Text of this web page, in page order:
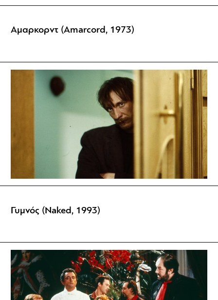
Αμαρκορντ (Amarcord, 1973)
Γυμνός (Naked, 1993)